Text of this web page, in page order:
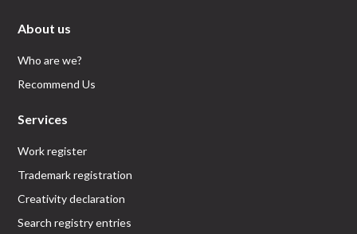
About us
Who are we?
Recommend Us
Services
Work register
Trademark registration
Creativity declaration
Search registry entries